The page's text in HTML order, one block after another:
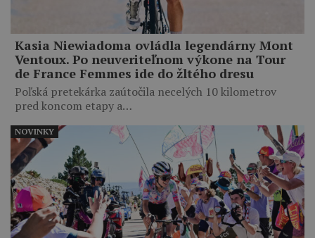
Kasia Niewiadoma ovládla legendárny Mont
Ventoux. Po neuveriteľnom výkone na Tour
de France Femmes ide do žltého dresu
Poľská pretekárka zaútočila necelých 10 kilometrov
pred koncom etapy a…
NOVINKY